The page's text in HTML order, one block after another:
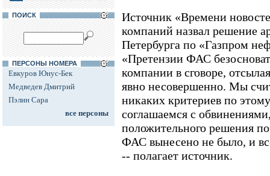
ПОИСК
ПЕРСОНЫ НОМЕРА
Евкуров Юнус-Бек
Медведев Дмитрий
Пэлин Сара
все персоны
Источник «Времени
компаний назвал решение
Петербурга по «Газпром
«Претензии ФАС
компании в сговоре,
явно несовершенно. Мы
никаких критериев по
соглашаемся с
положительного решения
ФАС вынесено не было, и
-- полагает источник.